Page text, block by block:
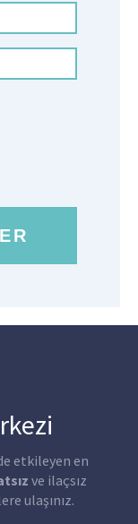
etkileyen en
ve ilaçsız
ulaşınız.